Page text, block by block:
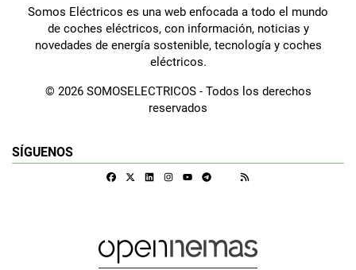
Somos Eléctricos es una web enfocada a todo el mundo
de coches eléctricos, con información, noticias y
novedades de energía sostenible, tecnología y coches
eléctricos.
© 2026 SOMOSELECTRICOS - Todos los derechos
reservados
SÍGUENOS
FacebookLinkedinInstagramTelegram
Google Discover